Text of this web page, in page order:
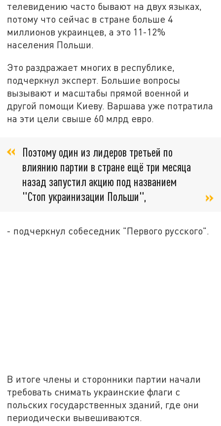
телевидению часто бывают на двух языках,
потому что сейчас в стране больше 4
миллионов украинцев, а это 11-12%
населения Польши.
Это раздражает многих в республике,
подчеркнул эксперт. Большие вопросы
вызывают и масштабы прямой военной и
другой помощи Киеву. Варшава уже потратила
на эти цели свыше 60 млрд евро.
Поэтому один из лидеров третьей по
влиянию партии в стране ещё три месяца
назад запустил акцию под названием
"Стоп украинизации Польши",
- подчеркнул собеседник "Первого русского".
В итоге члены и сторонники партии начали
требовать снимать украинские флаги с
польских государственных зданий, где они
периодически вывешиваются.